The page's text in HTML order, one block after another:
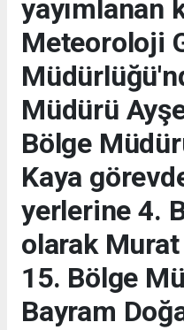
yayımlanan
Meteoroloji
Müdürü
Bölge
Kaya
yerlerine 4.
olarak
15. Bölge
Bayram